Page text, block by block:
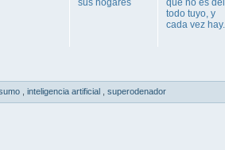
todo tuyo, y
cada vez hay...
inteligencia artificial superodenador